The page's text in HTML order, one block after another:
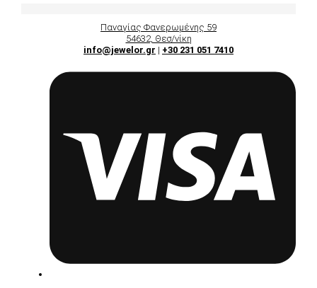
Παναγίας Φανερωμένης 59
54632, Θεσ/νίκη
info@jewelor.gr | +30 231 051 7410